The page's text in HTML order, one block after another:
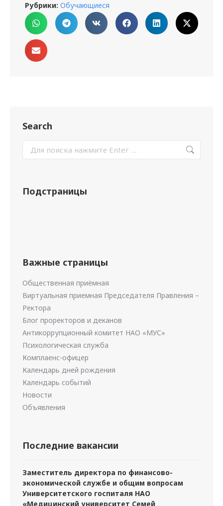
Рубрики: Обучающиеся
Search
Подстраницы
Важные страницы
Общественная приёмная
Виртуальная приемная Председателя Правления –
Ректора
Блог проректоров и деканов
Антикоррупционный комитет НАО «МУС»
Психологическая служба
Комплаенс-офицер
Календарь дней рождения
Календарь событий
Новости
Объявления
Последние вакансии
Заместитель директора по финансово-
экономической службе и общим вопросам
Университетского госпиталя НАО
«Медицинский университет Семей